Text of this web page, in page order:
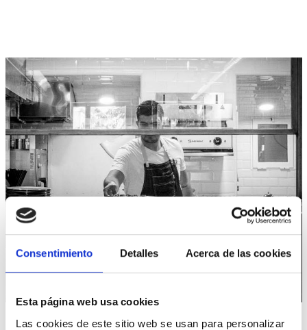
Consentimiento Detalles Acerca de las cookies
Esta página web usa cookies
Las cookies de este sitio web se usan para personalizar
¡CONTÁCTANOS!
CONSULTE CON NUESTRO EQUIPO DE
Ponemos a tu disposición todos nuestros canales